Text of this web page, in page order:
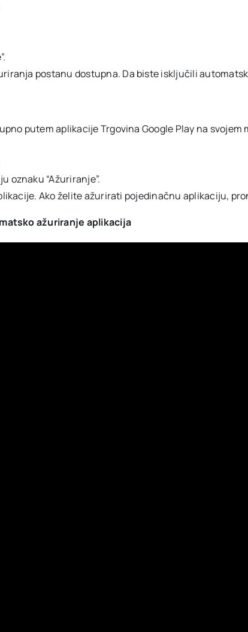
postanu dostupna. Da biste isključili
putem aplikacije Trgovina Google Play na svojem
oznaku “Ažuriranje”.
Ako želite ažurirati pojedinačnu aplikaciju,
ažuriranje aplikacija